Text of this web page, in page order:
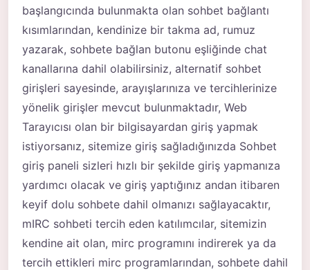
başlangıcında bulunmakta olan sohbet bağlantı
kısımlarından, kendinize bir takma ad, rumuz
yazarak, sohbete bağlan butonu eşliğinde chat
kanallarına dahil olabilirsiniz, alternatif sohbet
girişleri sayesinde, arayışlarınıza ve tercihlerinize
yönelik girişler mevcut bulunmaktadır, Web
Tarayıcısı olan bir bilgisayardan giriş yapmak
istiyorsanız, sitemize giriş sağladığınızda Sohbet
giriş paneli sizleri hızlı bir şekilde giriş yapmanıza
yardımcı olacak ve giriş yaptığınız andan itibaren
keyif dolu sohbete dahil olmanızı sağlayacaktır,
mIRC sohbeti tercih eden katılımcılar, sitemizin
kendine ait olan, mirc programını indirerek ya da
tercih ettikleri mirc programlarından, sohbete dahil